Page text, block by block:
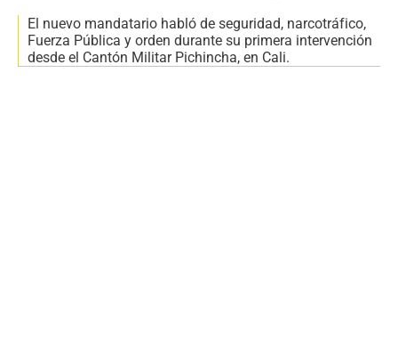
El nuevo mandatario habló de seguridad, narcotráfico,
Fuerza Pública y orden durante su primera intervención
desde el Cantón Militar Pichincha, en Cali.